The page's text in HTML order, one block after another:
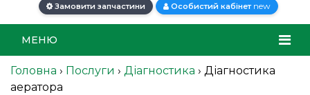
Замовити запчастини Особистий кабінет new
МЕНЮ
Головна › Послуги › Діагностика › Діагностика
аератора